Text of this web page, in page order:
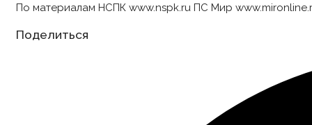
По материалам НСПК www.nspk.ru ПС Мир
Поделиться